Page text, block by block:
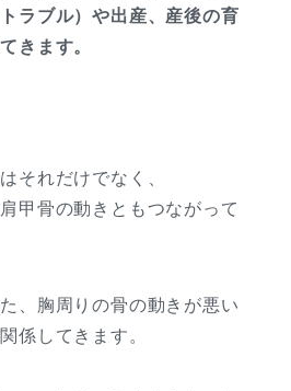
ラブル）や出産、産後の育
きます。
それだけでなく、
甲骨の動きともつながって
、胸周りの骨の動きが悪い
係してきます。